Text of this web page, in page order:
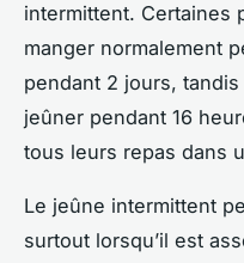
intermittent. Certaines
manger normalement
pendant 2 jours,
jeûner pendant 16
tous leurs repas dans
Le jeûne intermittent
surtout lorsqu’il est